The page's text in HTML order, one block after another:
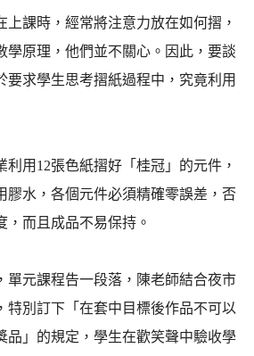
上課時，經常將注意力放在如何摺，
學原理，他們並不關心。因此，要談
要求學生思考摺紙過程中，究竟利用
利用12張色紙摺好「桂冠」的元件，
膠水，各個元件必須精確零誤差，否
，而且成品不易保持。
單元課程告一段落，陳老師結合夜市
特別訂下「在套中目標後作品不可以
品」的規定，學生在歡笑聲中驗收學